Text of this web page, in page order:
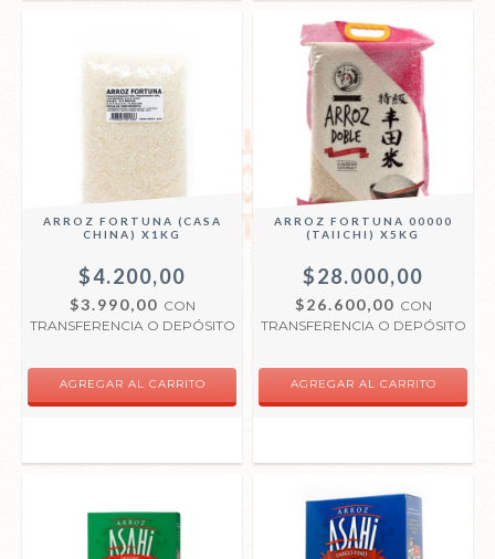
ARROZ FORTUNA (CASA
CHINA) X1KG
$4.200,00
$3.990,00 CON
TRANSFERENCIA O DEPÓSITO
ARROZ FORTUNA 00000
(TAIICHI) X5KG
$28.000,00
$26.600,00 CON
TRANSFERENCIA O DEPÓSITO